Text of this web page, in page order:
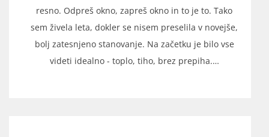
resno. Odpreš okno, zapreš okno in to je to. Tako
sem živela leta, dokler se nisem preselila v novejše,
bolj zatesnjeno stanovanje. Na začetku je bilo vse
videti idealno - toplo, tiho, brez prepiha.…